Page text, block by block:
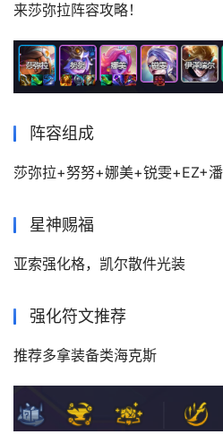
来莎弥拉阵容攻略！
阵容组成
莎弥拉+努努+娜美+锐雯+EZ+
星神赐福
亚索强化格，凯尔散件光装
强化符文推荐
推荐多拿装备类海克斯